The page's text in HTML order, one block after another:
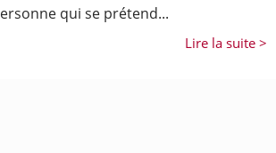
qui se prétend...
Lire la suite >